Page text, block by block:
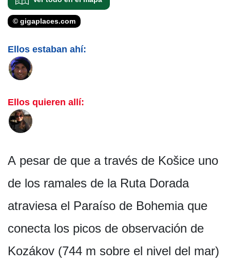
© gigaplaces.com
Ellos estaban ahí:
Ellos quieren allí:
A pesar de que a través de Košice uno
de los ramales de la Ruta Dorada
atraviesa el Paraíso de Bohemia que
conecta los picos de observación de
Kozákov (744 m sobre el nivel del mar)